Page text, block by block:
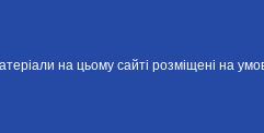
на цьому сайті розміщені на